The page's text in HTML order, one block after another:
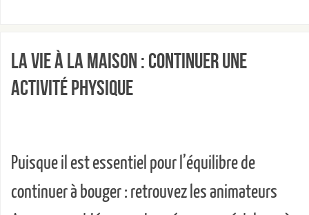
La vie à la maison : continuer une
activité physique
Puisque il est essentiel pour l’équilibre de
continuer à bouger : retrouvez les animateurs